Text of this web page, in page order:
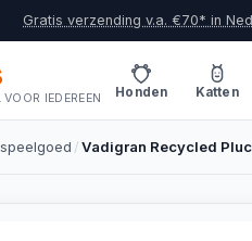
Gratis verzending v.a. €70* in
IEDEREEN Honden Katten
/Vadigran Recycled